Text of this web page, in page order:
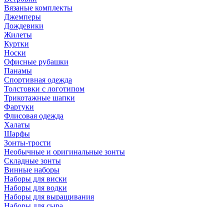
Вязаные комплекты
Джемперы
Дождевики
Жилеты
Куртки
Носки
Офисные рубашки
Панамы
Спортивная одежда
Толстовки с логотипом
Трикотажные шапки
Фартуки
Флисовая одежда
Халаты
Шарфы
Зонты-трости
Необычные и оригинальные зонты
Складные зонты
Винные наборы
Наборы для виски
Наборы для водки
Наборы для выращивания